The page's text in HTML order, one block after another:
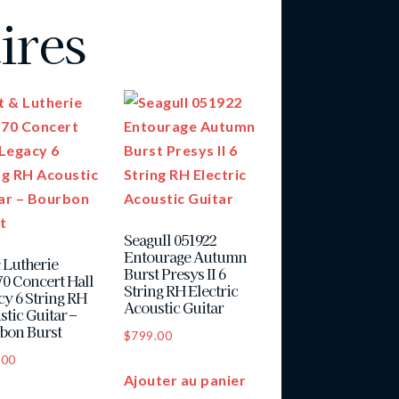
Lutherie
Concert Hall
6 String RH
Guitar –
Burst
Seagull 051922
Entourage Autumn
Burst Presys II 6
String RH Electric
Acoustic Guitar
$799.00
Ajouter au panier